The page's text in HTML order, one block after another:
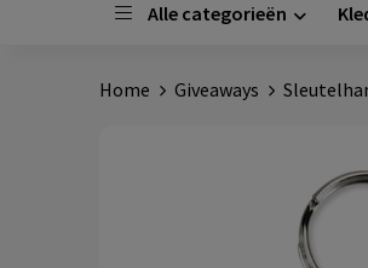
Alle categorieën
Home Giveaways